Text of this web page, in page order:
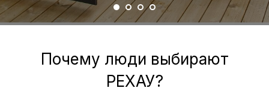
Почему люди выбирают
РЕХАУ?